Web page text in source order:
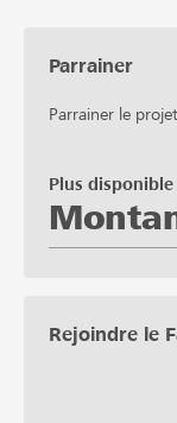
Parrainer
Parrainer le
Plus disponible
Rejoindre le